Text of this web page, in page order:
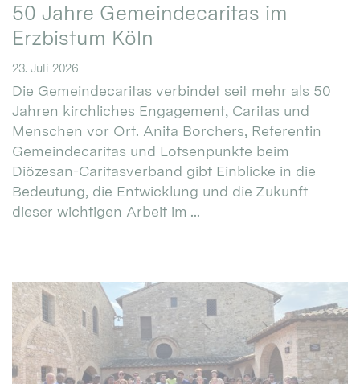
50 Jahre Gemeindecaritas im
Erzbistum Köln
23. Juli 2026
Die Gemeindecaritas verbindet seit mehr als 50
Jahren kirchliches Engagement, Caritas und
Menschen vor Ort. Anita Borchers, Referentin
Gemeindecaritas und Lotsenpunkte beim
Diözesan-Caritasverband gibt Einblicke in die
Bedeutung, die Entwicklung und die Zukunft
dieser wichtigen Arbeit im ...